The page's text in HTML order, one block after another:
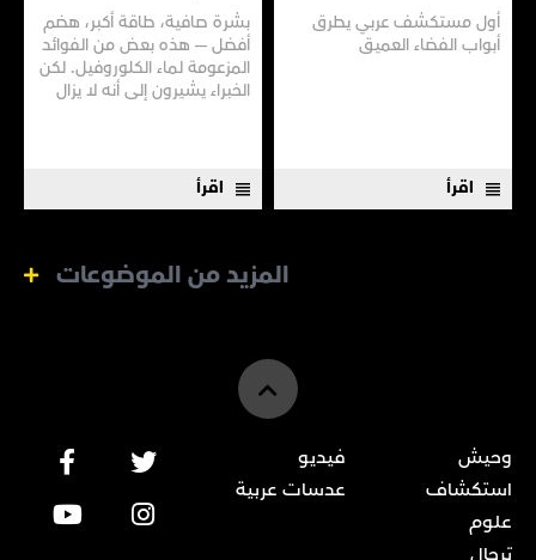
أول مستكشف عربي يطرق
أبواب الفضاء العميق
اقرأ
بشرة صافية، طاقة أكبر، هضم
أفضل — هذه بعض من الفوائد
المزعومة لماء الكلوروفيل. لكن
الخبراء يشيرون إلى أنه لا يزال
اقرأ
المزيد من الموضوعات
وحيش
استكشاف
علوم
فيديو
عدسات عربية